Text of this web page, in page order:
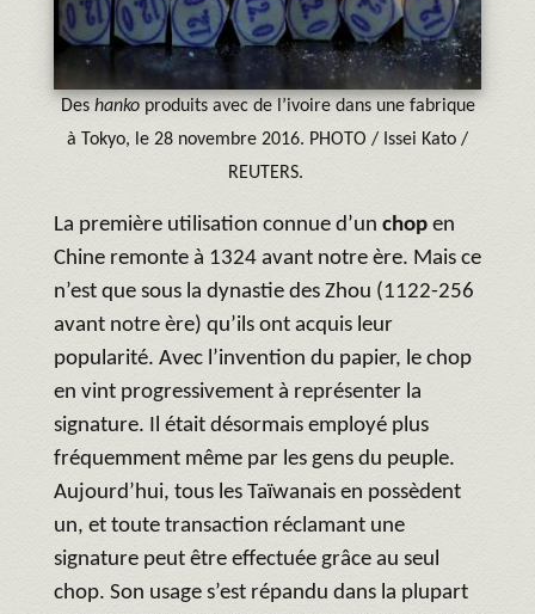
Des hankoproduits avec de l’ivoire dans une fabrique
à Tokyo, le 28 novembre 2016. PHOTO / Issei Kato /
REUTERS.
La première utilisation connue d’un chop en
Chine remonte à 1324 avant notre ère. Mais ce
n’est que sous la dynastie des Zhou (1122-256
avant notre ère) qu’ils ont acquis leur
popularité. Avec l’invention du papier, le chop
en vint progressivement à représenter la
signature. Il était désormais employé plus
fréquemment même par les gens du peuple.
Aujourd’hui, tous les Taïwanais en possèdent
un, et toute transaction réclamant une
signature peut être effectuée grâce au seul
chop. Son usage s’est répandu dans la plupart